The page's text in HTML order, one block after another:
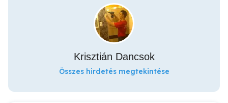
Krisztián Dancsok
Összes hirdetés megtekintése